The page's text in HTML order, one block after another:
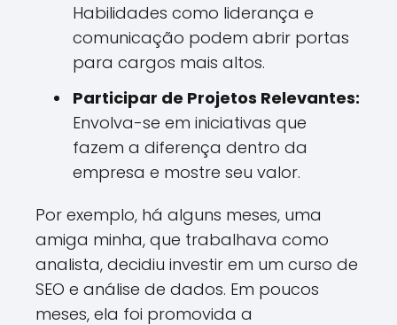
Habilidades como liderança e
comunicação podem abrir portas
para cargos mais altos.
Participar de Projetos Relevantes:
Envolva-se em iniciativas que
fazem a diferença dentro da
empresa e mostre seu valor.
Por exemplo, há alguns meses, uma
amiga minha, que trabalhava como
analista, decidiu investir em um curso de
SEO e análise de dados. Em poucos
meses, ela foi promovida a